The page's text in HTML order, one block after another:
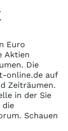
Euro
Aktien
Die
online.de auf
Zeiträumen.
in der Sie
die
Schauen